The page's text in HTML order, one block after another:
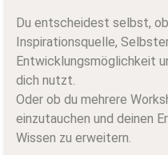
Du entscheidest selbst,
Inspirationsquelle,
Entwicklungsmöglichkeit
dich nutzt.
Oder ob du mehrere
einzutauchen und deinen
Wissen zu erweitern.